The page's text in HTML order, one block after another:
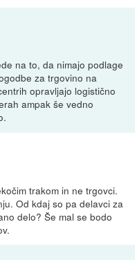
na to, da nimajo podlage
za trgovino na
opravljajo logistično
ampak še vedno
trakom in ne trgovci.
Od kdaj so pa delavci za
delo? Še mal se bodo